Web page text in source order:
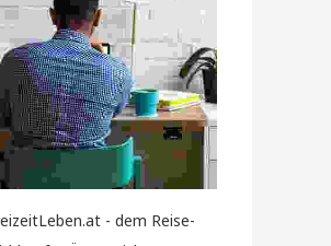
- dem Reise-